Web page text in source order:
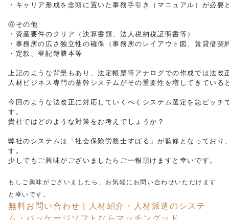
・キャリア形成を念頭に置いた事務手引き（マニュアル）が必要
④その他
・資産要件のクリア（決算書類、法人税納税証明書等）
・事務所の広さ独立性の確保（事務所のレイアウト図、賃貸借
・定款、登記簿謄本等
上記のような背景もあり、法定帳票等アナログでの作成では法
人材ビジネス専門の基幹システムがその重要性を増してきている
今回のような法改正に対応していくべくシステム選定を急ピッ
す。
貴社ではどのような対策をお考えでしょうか？
弊社のシステムは「社会保険労務士すばる」が監修となっており
す。
少しでもご興味がございましたらご一報頂けますと幸いです。
もしご興味がございましたら、お気軽にお問い合わせいただけます
と幸いです。
無料お問い合わせ | 人材紹介・人材派遣のシステ